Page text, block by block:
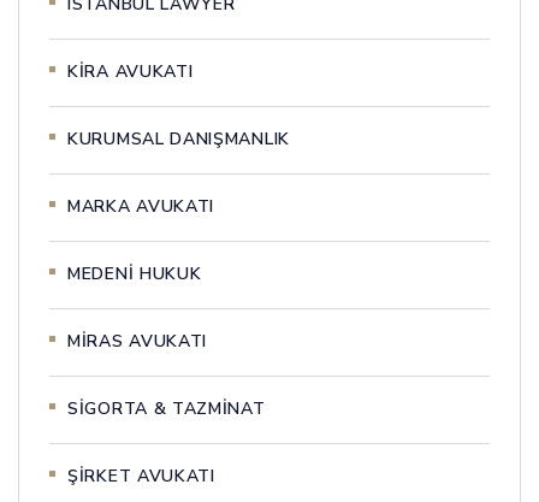
KİRA AVUKATI
KURUMSAL DANIŞMANLIK
MARKA AVUKATI
MEDENİ HUKUK
MİRAS AVUKATI
SİGORTA & TAZMİNAT
ŞİRKET AVUKATI